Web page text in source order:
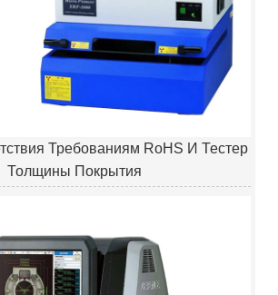
Требованиям RoHS И Тестер
Толщины Покрытия